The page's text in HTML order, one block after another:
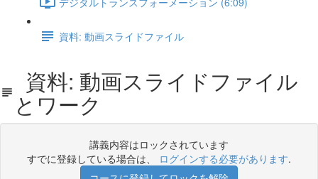
資料: 動画スライドファイル
資料: 動画スライドファイル
とワーク
講義内容はロックされています
すでに登録している場合は、 ログインする必要があります.